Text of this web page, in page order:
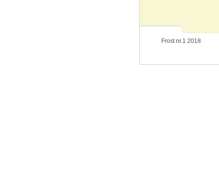
Frost nr.1 2018